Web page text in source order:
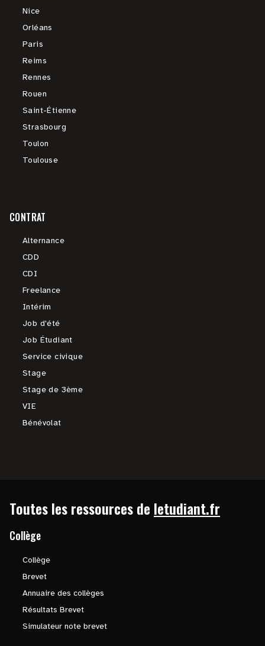
Nice
Orléans
Paris
Reims
Rennes
Rouen
Saint-Étienne
Strasbourg
Toulon
Toulouse
CONTRAT
Alternance
CDD
CDI
Freelance
Intérim
Job d'été
Job Étudiant
Service civique
Stage
Stage de 3ème
VIE
Bénévolat
Toutes les ressources de letudiant.fr
Collège
Collège
Brevet
Annuaire des collèges
Résultats Brevet
Simulateur note brevet